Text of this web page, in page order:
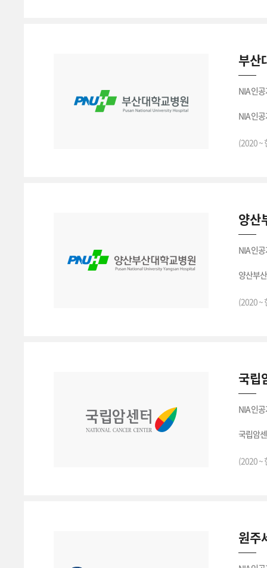
부산
NIA 인
NIA 인
부산대
(2020 ~
양산
NIA 인
양산부
(2020 ~
국립
NIA 인
국립암
(2020 ~
원주